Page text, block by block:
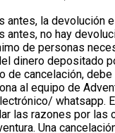
antes, la devolución
antes, no hay
de personas
dinero depositado
de cancelación,
al equipo de
whatsapp.
las razones por las
Una